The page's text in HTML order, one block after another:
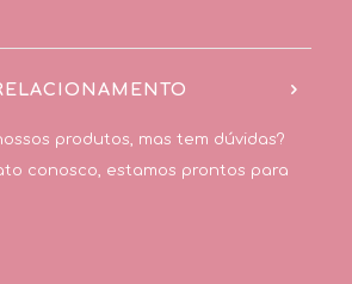
produtos, mas tem dúvidas?
conosco, estamos prontos para